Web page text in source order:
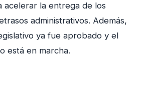
acelerar la entrega de los
administrativos. Además,
ya fue aprobado y el
está en marcha.